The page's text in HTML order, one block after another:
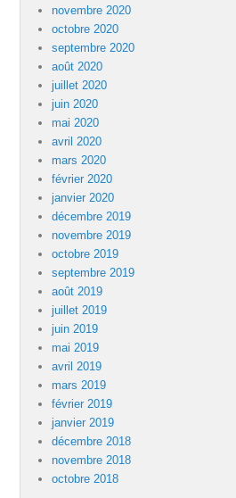
novembre 2020
octobre 2020
septembre 2020
août 2020
juillet 2020
juin 2020
mai 2020
avril 2020
mars 2020
février 2020
janvier 2020
décembre 2019
novembre 2019
octobre 2019
septembre 2019
août 2019
juillet 2019
juin 2019
mai 2019
avril 2019
mars 2019
février 2019
janvier 2019
décembre 2018
novembre 2018
octobre 2018